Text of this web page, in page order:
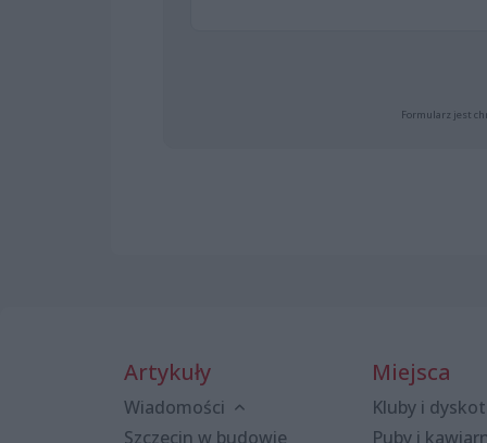
Formularz jest
Artykuły
Wiadomości
Szczecin w budowie
Miejsca
Kluby i
Puby i